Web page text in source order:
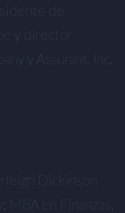
de
y director
y Assurant, Inc.
Dickinson
en Finanzas,